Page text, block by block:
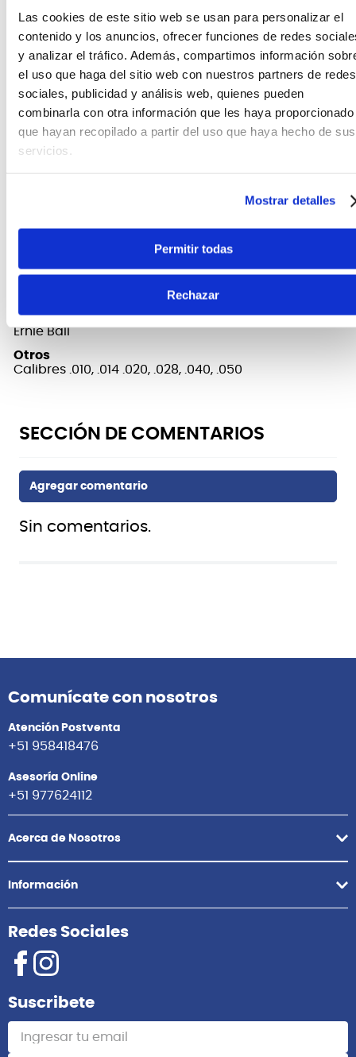
Las cookies de este sitio web se usan para personalizar el
contenido y los anuncios, ofrecer funciones de redes
y analizar el tráfico. Además, compartimos información
el uso que haga del sitio web con nuestros partners de redes
sociales, publicidad y análisis web, quienes pueden
combinarla con otra información que les haya proporcionado
que hayan recopilado a partir del uso que haya hecho de sus
servicios.
Mostrar detalles
Permitir todas
Rechazar
+51 977 624 112
CARACTERÍSTICAS DEL PRODUCTO
timbre nítido con matices agradables.
Marca
Ernie Ball
Otros
Calibres .010, .014 .020, .028, .040, .050
Sin comentarios.
Comunícate con nosotros
Atención Postventa
+51 958418476
Asesoría Online
+51 977624112
Acerca de Nosotros
Información
Redes Sociales
Suscribete